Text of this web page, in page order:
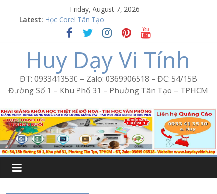
Friday, August 7, 2026
Latest:
Word Bình Trị Đông – Tin học văn phòng cấp tốc
Học Corel Tân Tạo
Cách tạo USB Boot bằng Ventoy
Khóa học Photoshop tại Tân Tạo
Excel Bình Trị Đông – Vi tính văn phòng cấp tốc
Huy Dạy Vi Tính
ĐT: 0933413530 – Zalo: 0369906518 – ĐC: 54/15B
Đường Số 1 – Khu Phố 31 – Phường Tân Tạo – TPHCM